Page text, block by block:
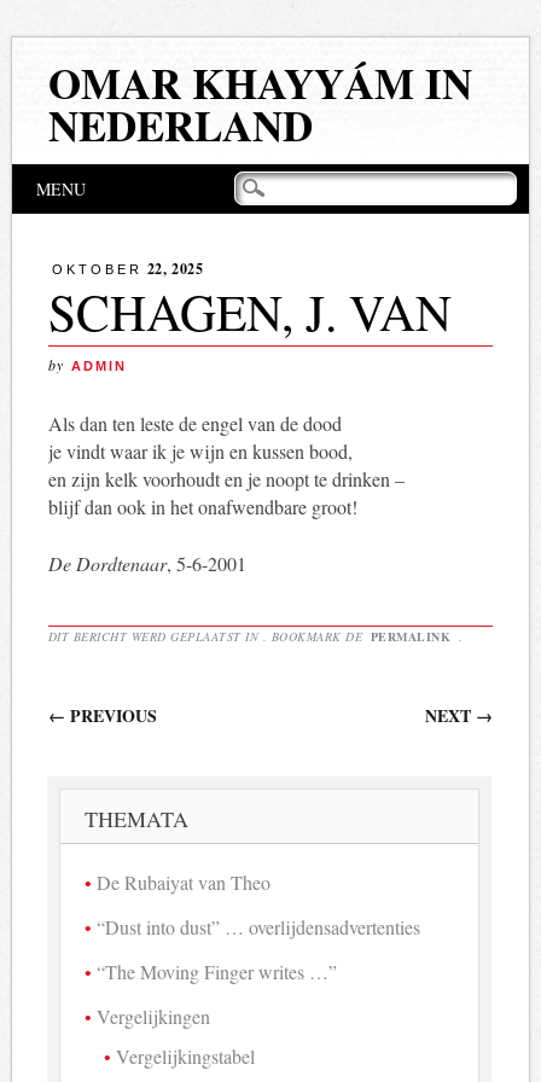
OMAR KHAYYÁM IN
NEDERLAND
Hoofdmenu
MENU
OKTOBER 22, 2025
SCHAGEN, J. VAN
by ADMIN
Als dan ten leste de engel van de dood
je vindt waar ik je wijn en kussen bood,
en zijn kelk voorhoudt en je noopt te drinken –
blijf dan ook in het onafwendbare groot!
De Dordtenaar, 5-6-2001
DIT BERICHT WERD GEPLAATST IN . BOOKMARK DE PERMALINK
Berichtnavigatie
← PREVIOUS NEXT →
THEMATA
De Rubaiyat van Theo
“Dust into dust” … overlijdensadvertenties
“The Moving Finger writes …”
Vergelijkingen
Vergelijkingstabel